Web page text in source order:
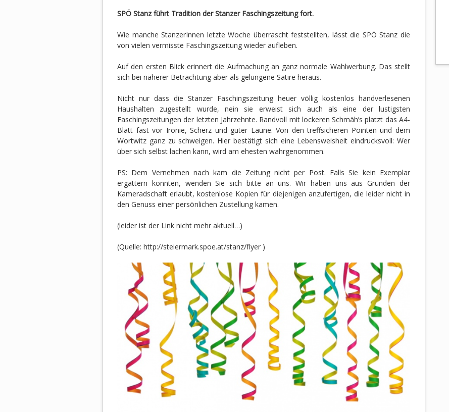
SPÖ Stanz führt Tradition der Stanzer Faschingszeitung fort.
Wie manche StanzerInnen letzte Woche überrascht feststellten, lässt die SPÖ Stanz die
von vielen vermisste Faschingszeitung wieder aufleben.
Auf den ersten Blick erinnert die Aufmachung an ganz normale Wahlwerbung. Das stellt
sich bei näherer Betrachtung aber als gelungene Satire heraus.
Nicht nur dass die Stanzer Faschingszeitung heuer völlig kostenlos handverlesenen
Haushalten zugestellt wurde, nein sie erweist sich auch als eine der lustigsten
Faschingszeitungen der letzten Jahrzehnte. Randvoll mit lockeren Schmäh’s platzt das A4-
Blatt fast vor Ironie, Scherz und guter Laune. Von den treffsicheren Pointen und dem
Wortwitz ganz zu schweigen. Hier bestätigt sich eine Lebensweisheit eindrucksvoll: Wer
über sich selbst lachen kann, wird am ehesten wahrgenommen.
PS: Dem Vernehmen nach kam die Zeitung nicht per Post. Falls Sie kein Exemplar
ergattern konnten, wenden Sie sich bitte an uns. Wir haben uns aus Gründen der
Kameradschaft erlaubt, kostenlose Kopien für diejenigen anzufertigen, die leider nicht in
den Genuss einer persönlichen Zustellung kamen.
(leider ist der Link nicht mehr aktuell…)
(Quelle: http://steiermark.spoe.at/stanz/flyer )